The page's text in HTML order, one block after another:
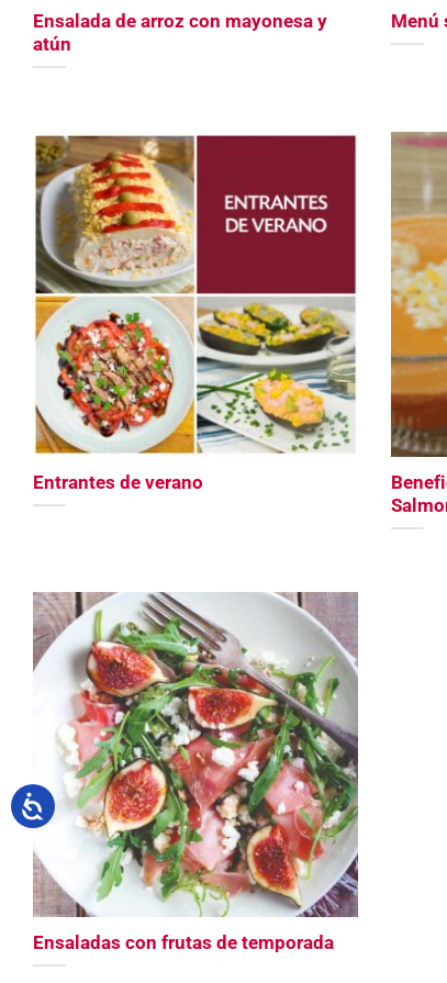
Ensalada de arroz con mayonesa y
atún
Menú
Entrantes de verano
Ensaladas con frutas de temporada